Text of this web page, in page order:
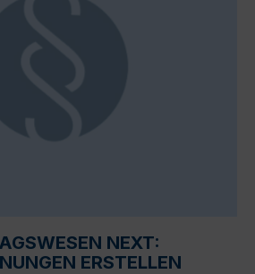
NEXT:
ERSTELLEN